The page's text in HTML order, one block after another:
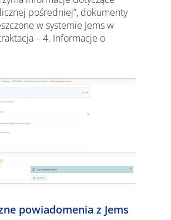
pośredniej”, dokumenty
w systemie Jems w
– 4. Informacje o
powiadomenia z Jems